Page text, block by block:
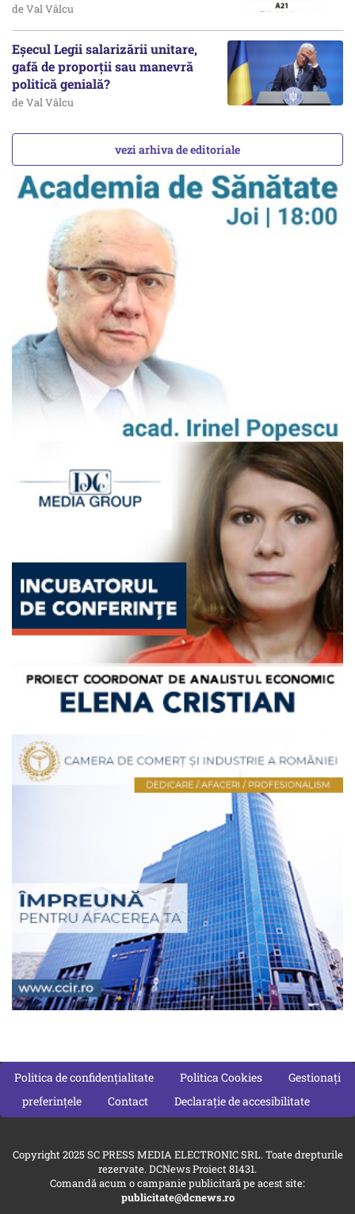
de Val Vâlcu
Eșecul Legii salarizării unitare,
gafă de proporții sau manevră
politică genială?
de Val Vâlcu
vezi arhiva de editoriale
Politica de confidențialitate Politica Cookies
Gestionați
preferințele
Contact Declarație de accesibilitate
Copyright 2025 SC PRESS MEDIA ELECTRONIC SRL. Toate drepturile
rezervate. DCNews Proiect 81431.
Comandă acum o campanie publicitară pe acest site:
publicitate@dcnews.ro